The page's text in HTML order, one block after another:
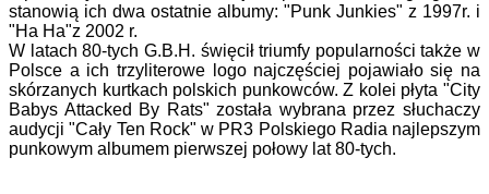
stanowią ich dwa ostatnie albumy: "Punk Junkies" z 1997r. i
"Ha Ha"z 2002 r.
W latach 80-tych G.B.H. święcił triumfy popularności także w
Polsce a ich trzyliterowe logo najczęściej pojawiało się na
skórzanych kurtkach polskich punkowców. Z kolei płyta "City
Babys Attacked By Rats" została wybrana przez słuchaczy
audycji "Cały Ten Rock" w PR3 Polskiego Radia najlepszym
punkowym albumem pierwszej połowy lat 80-tych.